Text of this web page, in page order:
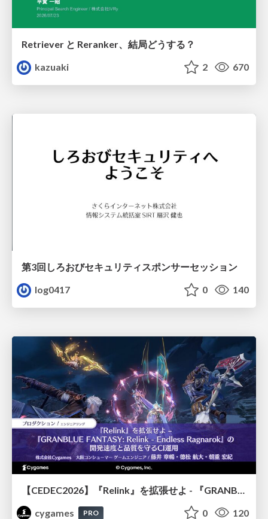
Retriever と Reranker、結局どうする？
kazuaki
2 670
第3回しろおびセキュリティスポンサーセッション
log0417
0 140
cygames
PRO 0 120